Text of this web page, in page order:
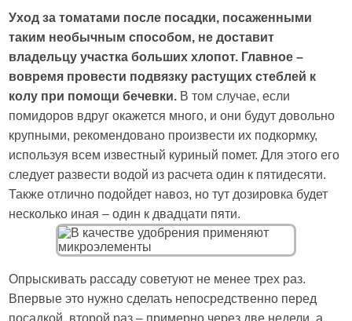
Уход за томатами после посадки, посаженными
таким необычным способом, не доставит
владельцу участка больших хлопот. Главное –
вовремя провести подвязку растущих стеблей к
колу при помощи бечевки. В том случае, если
помидоров вдруг окажется много, и они будут довольно
крупными, рекомендовано произвести их подкормку,
используя всем известный куриный помет. Для этого его
следует развести водой из расчета один к пятидесяти.
Также отлично подойдет навоз, но тут дозировка будет
несколько иная – один к двадцати пяти.
Опрыскивать рассаду советуют не менее трех раз.
Впервые это нужно сделать непосредственно перед
посадкой, второй раз – примерно через две недели, а